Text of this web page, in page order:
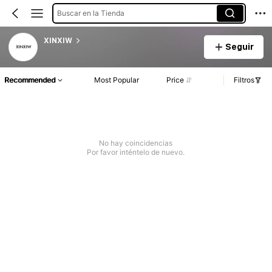
Buscar en la Tienda
XINXIW
Seguir
Recommended Most Popular Price Filtros
No hay coincidencias
Por favor inténtelo de nuevo.